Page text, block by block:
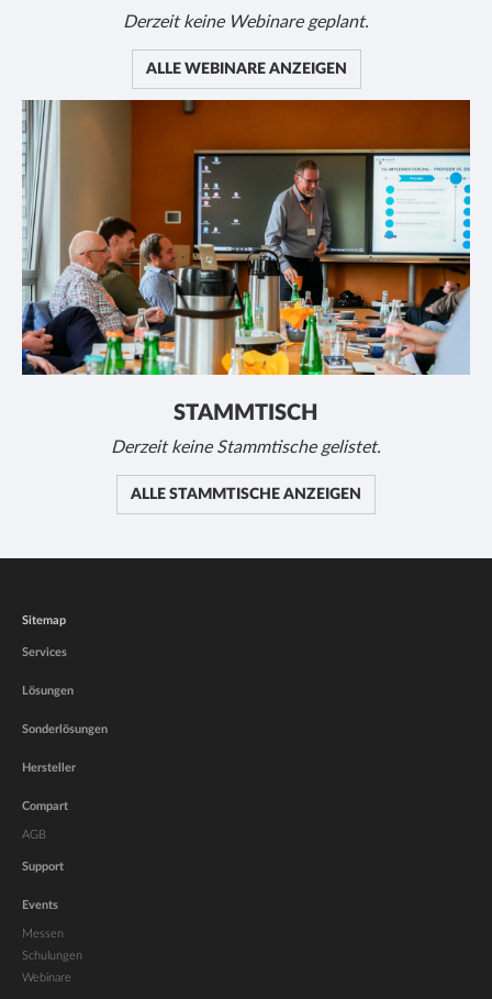
Derzeit keine Webinare geplant.
ALLE WEBINARE ANZEIGEN
STAMMTISCH
Derzeit keine Stammtische gelistet.
ALLE STAMMTISCHE ANZEIGEN
Sitemap
Services
Lösungen
Sonderlösungen
Hersteller
Compart
AGB
Support
Events
Messen
Schulungen
Webinare